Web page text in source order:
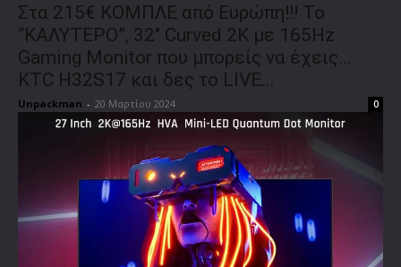
Στα 215€ ΚΟΜΠΛΕ από Ευρώπη!!! To
“ΚΑΛΥΤΕΡΟ”, 32″ Curved 2K με 165Hz
Gaming Monitor που μπορείς να έχεις…
KTC H32S17 και δες το LIVE...
Unpackman - 20 Μαρτίου 2024 0